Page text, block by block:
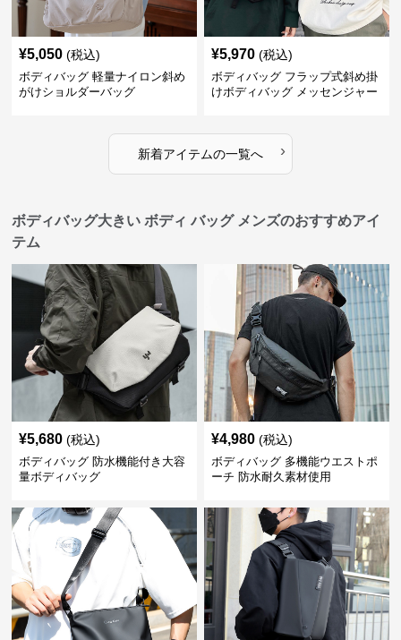
¥5,050 (税込)
ボディバッグ 軽量ナイロン斜め
がけショルダーバッグ
¥5,970 (税込)
ボディバッグ フラップ式斜め掛
けボディバッグ メッセンジャー
新着アイテムの一覧へ ›
ボディバッグ大きい ボディ バッグ メンズのおすすめアイ
テム
¥5,680 (税込)
ボディバッグ 防水機能付き大容
量ボディバッグ
¥4,980 (税込)
ボディバッグ 多機能ウエストポ
ーチ 防水耐久素材使用